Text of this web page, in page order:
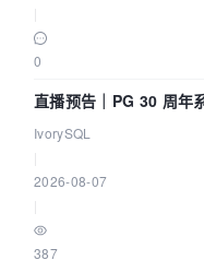
0
直播预告｜PG 30 周年
么？
IvorySQL
2026-08-07
387